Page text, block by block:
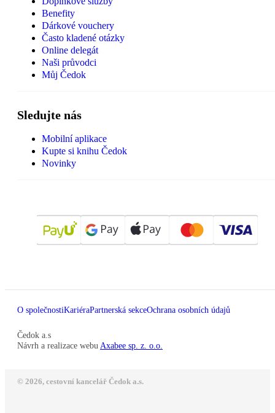
Benefity
Dárkové vouchery
Často kladené otázky
Online delegát
Naši průvodci
Můj Čedok
Sledujte nás
Mobilní aplikace
Kupte si knihu Čedok
Novinky
O společnostiKariéraPartnerská sekceOchrana osobních údajů
Čedok a.s
Návrh a realizace webu Axabee sp. z. o.o.
© 2026, cestovní kancelář Čedok a.s.